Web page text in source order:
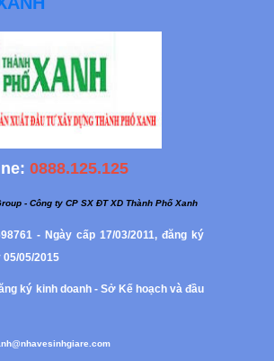
0888.125.125
- Công ty CP SX ĐT XD Thành Phố Xanh
- Ngày cấp 17/03/2011, đăng ký
05/2015
ký kinh doanh - Sở Kế hoạch và đầu